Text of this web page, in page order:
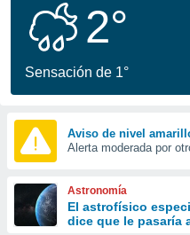
para
que se
calidad.
a este
las
y
forma
digital
basada
2°
Sensación de 1°
Aviso de nivel
Alerta moderada por
Astronomía
El astrofísico
dice que le pasaría